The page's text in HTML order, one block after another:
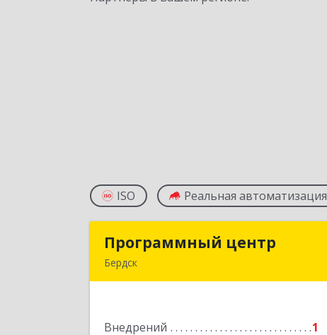
ISO Реальная автоматизация
Программный центр
Бердск
Внедрений 1
Программный центр
Подробнее